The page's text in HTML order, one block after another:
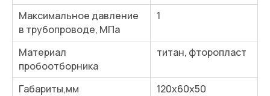
Максимальное давление
в трубопроводе, МПа
1
Материал
пробоотборника
титан, фторопласт
Габариты,мм
120х60х50